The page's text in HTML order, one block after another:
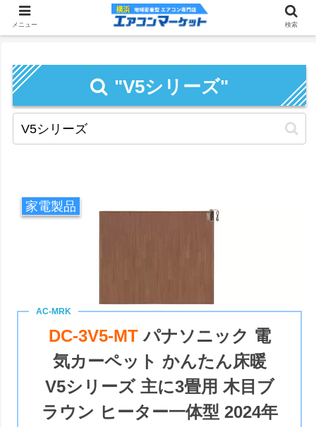
"V5シリーズ"
家電製品
DC-3V5-MTパナソニック 電
気カーペット かんたん床暖
V5シリーズ 主に3畳用 木目ブ
ラウン ヒーター一体型 2024年
メニュー 検索